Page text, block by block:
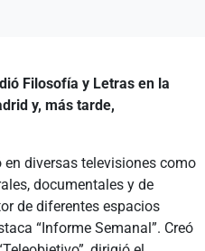
Filosofía y Letras en la
y, más tarde,
diversas televisiones como
documentales y de
de diferentes espacios
“Informe Semanal”. Creó